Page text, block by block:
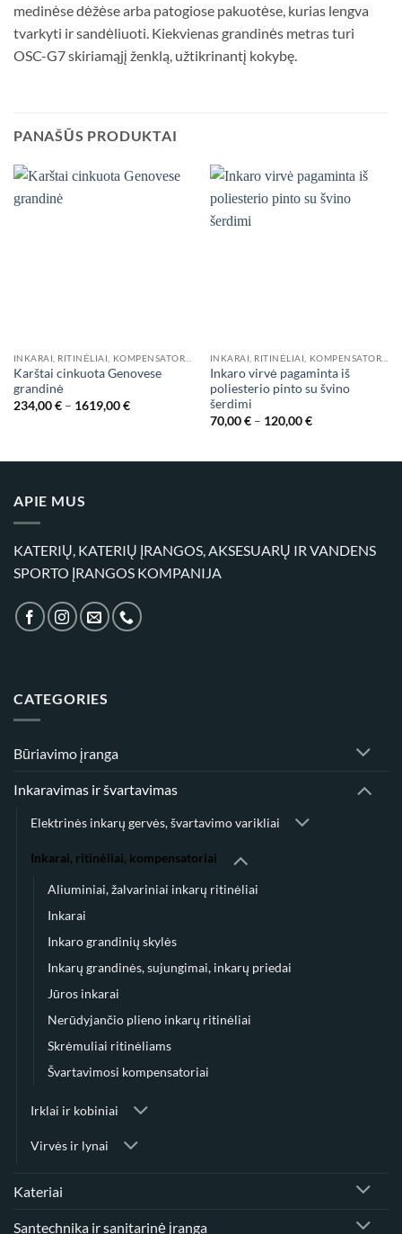
medinėse dėžėse arba patogiose pakuotėse, kurias lengva
tvarkyti ir sandėliuoti. Kiekvienas grandinės metras turi
OSC-G7 skiriamąjį ženklą, užtikrinantį kokybę.
PANAŠŪS PRODUKTAI
INKARAI, RITINĖLIAI, KOMPENSATORIAI
Karštai cinkuota Genovese
grandinė
234,00€ – 1619,00€Price
INKARAI, RITINĖLIAI, KOMPENSATORIAI
Inkaro virvė pagaminta iš
poliesterio pinto su švino
šerdimi
70,00€ – 120,00€Price
120,00 €
APIE MUS
KATERIŲ, KATERIŲ ĮRANGOS, AKSESUARŲ IR VANDENS
SPORTO ĮRANGOS KOMPANIJA
CATEGORIES
Būriavimo įranga
Inkaravimas ir švartavimas
Elektrinės inkarų gervės, švartavimo varikliai
Inkarai, ritinėliai, kompensatoriai
Aliuminiai, žalvariniai inkarų ritinėliai
Inkarai
Inkaro grandinių skylės
Inkarų grandinės, sujungimai, inkarų priedai
Jūros inkarai
Nerūdyjančio plieno inkarų ritinėliai
Skrėmuliai ritinėliams
Švartavimosi kompensatoriai
Irklai ir kobiniai
Virvės ir lynai
Kateriai
Santechnika ir sanitarinė įranga